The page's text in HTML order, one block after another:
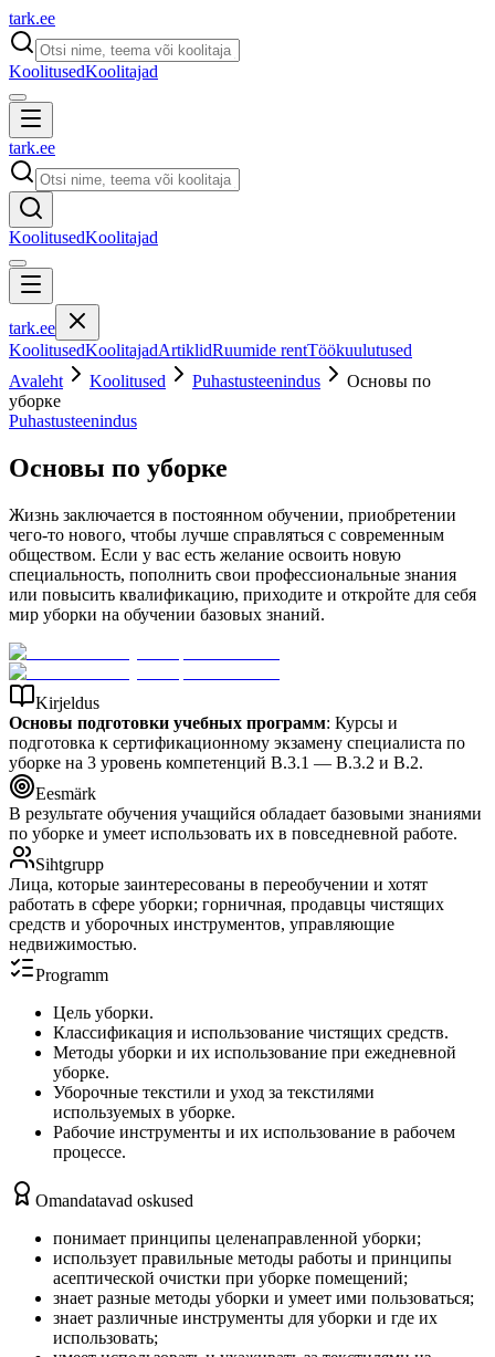
tark.ee
KoolitusedKoolitajad
tark.ee
KoolitusedKoolitajad
tark.ee
KoolitusedKoolitajadArtiklidRuumide rentTöökuulutused
Avaleht
Koolitused Puhastusteenindus
Основы по
уборке
Puhastusteenindus
Основы по уборке
Жизнь заключается в постоянном обучении, приобретении
чего-то нового, чтобы лучше справляться с современным
обществом. Если у вас есть желание освоить новую
специальность, пополнить свои профессиональные знания
или повысить квалификацию, приходите и откройте для себя
мир уборки на обучении базовых знаний.
Kirjeldus
Основы подготовки учебных программ: Курсы и
подготовка к сертификационному экзамену специалиста по
уборке на 3 уровень компетенций B.3.1 — B.3.2 и B.2.
Eesmärk
В результате обучения учащийся обладает базовыми знаниями
по уборке и умеет использовать их в повседневной работе.
Sihtgrupp
Лица, которые заинтересованы в переобучении и хотят
работать в сфере уборки; горничная, продавцы чистящих
средств и уборочных инструментов, управляющие
недвижимостью.
Programm
Цель уборки.
Классификация и использование чистящих средств.
Mетоды уборки и их использование при ежедневной
уборке.
Уборочные текстили и уход за текстилями
используемых в уборке.
Рабочие инструменты и их использование в рабочем
процессе.
Omandatavad oskused
понимает принципы целенаправленной уборки;
использует правильные методы работы и принципы
асептической очистки при уборке помещений;
знает разные методы уборки и умеет ими пользоваться;
знает различные инструменты для уборки и где их
использовать;